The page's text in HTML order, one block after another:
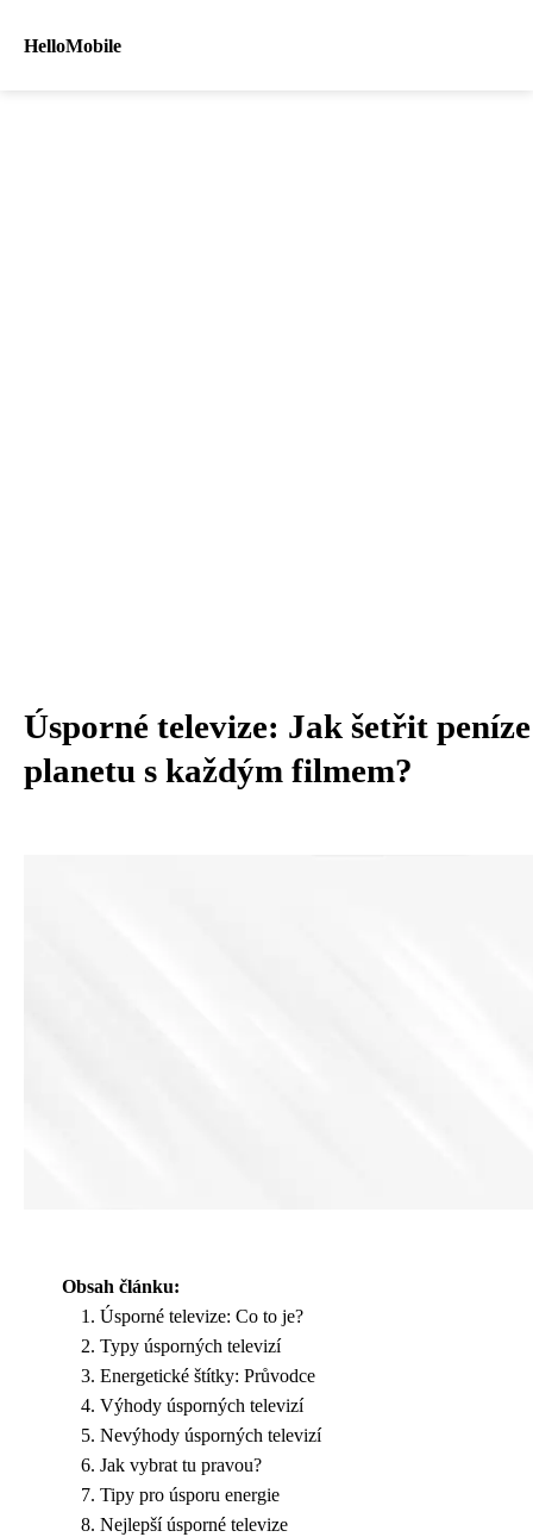
HelloMobile
Úsporné televize: Jak šetřit
planetu s každým filmem?
Obsah článku:
Úsporné televize: Co to je?
Typy úsporných televizí
Energetické štítky: Průvodce
Výhody úsporných televizí
Nevýhody úsporných televizí
Jak vybrat tu pravou?
Tipy pro úsporu energie
Nejlepší úsporné televize